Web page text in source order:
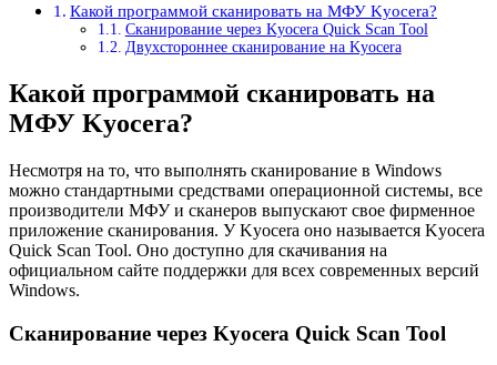
Какой программой сканировать на МФУ Kyocera?
Сканирование через Kyocera Quick Scan Tool
Двухстороннее сканирование на Kyocera
Какой программой сканировать на
МФУ Kyocera?
Несмотря на то, что выполнять сканирование в Windows
можно стандартными средствами операционной системы, все
производители МФУ и сканеров выпускают свое фирменное
приложение сканирования. У Kyocera оно называется Kyocera
Quick Scan Tool. Оно доступно для скачивания на
официальном сайте поддержки для всех современных версий
Windows.
Сканирование через Kyocera Quick Scan Tool